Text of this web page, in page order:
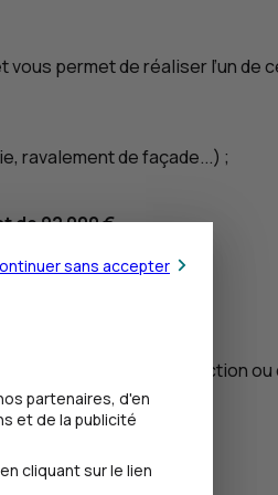
permet de réaliser l’un de
ravalement de façade...) ;
de 92 000 €.
une construction
sans accepter
partenaires, d'en
et de la publicité
cliquant sur le lien